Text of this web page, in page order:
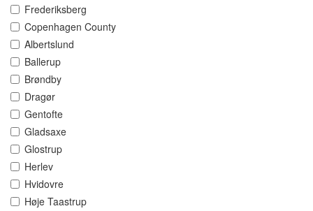
Frederiksberg
Copenhagen County
Albertslund
Ballerup
Brøndby
Dragør
Gentofte
Gladsaxe
Glostrup
Herlev
Hvidovre
Høje Taastrup